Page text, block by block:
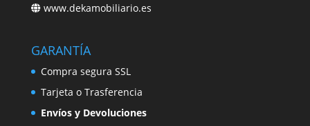
www.dekamobiliario.es
GARANTÍA
Compra segura SSL
Tarjeta o Trasferencia
Envíos y Devoluciones